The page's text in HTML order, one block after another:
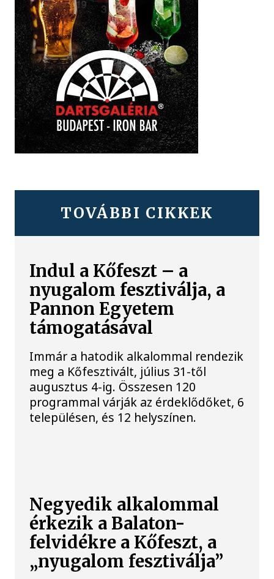
TOVÁBBI CIKKEK
Indul a Kőfeszt – a
nyugalom fesztiválja, a
Pannon Egyetem
támogatásával
Immár a hatodik alkalommal rendezik
meg a Kőfesztivált, július 31-től
augusztus 4-ig. Összesen 120
programmal várják az érdeklődőket, 6
településen, és 12 helyszínen.
Negyedik alkalommal
érkezik a Balaton-
felvidékre a Kőfeszt, a
„nyugalom fesztiválja”